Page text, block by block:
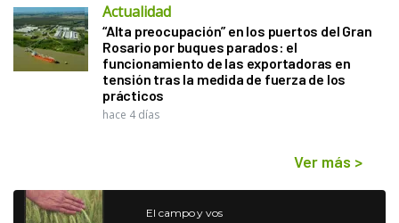
Actualidad
“Alta preocupación” en los puertos del Gran
Rosario por buques parados: el
funcionamiento de las exportadoras en
tensión tras la medida de fuerza de los
prácticos
hace 4 días
Ver más >
El campo y vos